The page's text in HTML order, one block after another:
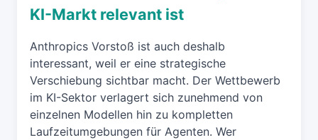
KI-Markt relevant ist
Anthropics Vorstoß ist auch deshalb
interessant, weil er eine strategische
Verschiebung sichtbar macht. Der Wettbewerb
im KI-Sektor verlagert sich zunehmend von
einzelnen Modellen hin zu kompletten
Laufzeitumgebungen für Agenten. Wer